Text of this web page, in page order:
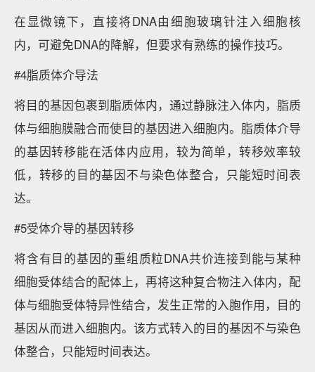
在显微镜下，直接将DNA由细胞玻璃针注入细胞核
内，可避免DNA的降解，但要求有熟练的操作技巧。
#4脂质体介导法
将目的基因包裹到脂质体内，通过静脉注入体内，脂质
体与细胞膜融合而使目的基因进入细胞内。脂质体介导
的基因转移能在活体内应用，较为简单，转移效率较
低，转移的目的基因不与染色体整合，只能短时间表
达。
#5受体介导的基因转移
将含有目的基因的重组质粒DNA共价连接到能与某种
细胞受体结合的配体上，再将这种复合物注入体内，配
体与细胞受体特异性结合，发生正常的入胞作用，目的
基因从而进入细胞内。该方式转入的目的基因不与染色
体整合，只能短时间表达。